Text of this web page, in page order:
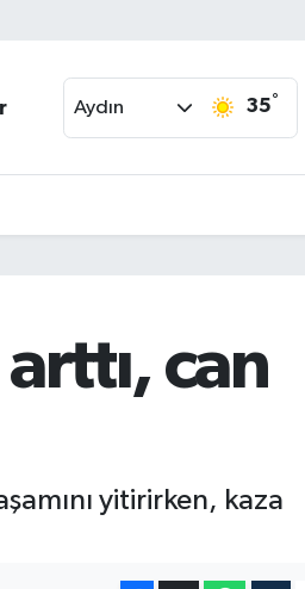
Aydın 35°
can
yitirirken, kaza